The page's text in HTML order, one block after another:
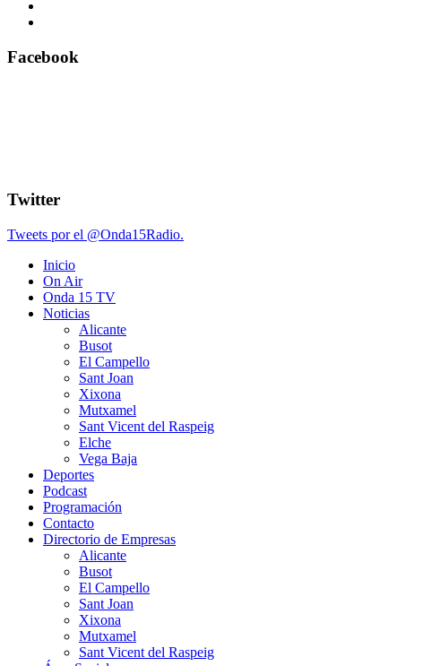
Facebook
Twitter
Tweets por el @Onda15Radio.
Inicio
On Air
Onda 15 TV
Noticias
Alicante
Busot
El Campello
Sant Joan
Xixona
Mutxamel
Sant Vicent del Raspeig
Elche
Vega Baja
Deportes
Podcast
Programación
Contacto
Directorio de Empresas
Alicante
Busot
El Campello
Sant Joan
Xixona
Mutxamel
Sant Vicent del Raspeig